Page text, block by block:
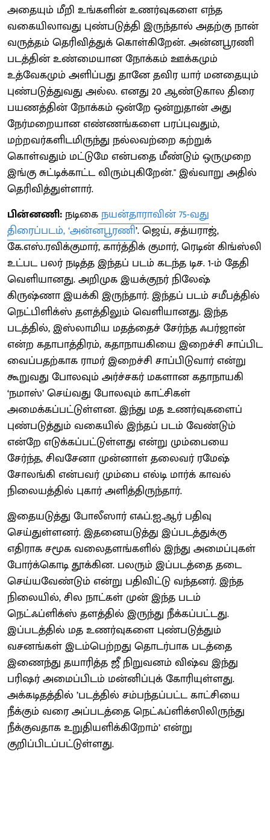
அதையும் மீறி உங்களின் உணர்வுகளை எந்த
வகையிலாவது புண்படுத்தி இருந்தால் அதற்கு நான்
வருத்தம் தெரிவித்துக் கொள்கிறேன். அன்னபூரணி
படத்தின் உண்மையான நோக்கம் ஊக்கமும்
உத்வேகமும் அளிப்பது தானே தவிர யார் மனதையும்
புண்படுத்துவது அல்ல. எனது 20 ஆண்டுகால திரை
பயணத்தின் நோக்கம் ஒன்றே ஒன்றுதான் அது
நேர்மறையான எண்ணங்களை பரப்புவதும்,
மற்றவர்களிடமிருந்து நல்லவற்றை கற்றுக்
கொள்வதும் மட்டுமே என்பதை மீண்டும் ஒருமுறை
இங்கு சுட்டிக்காட்ட விரும்புகிறேன்." இவ்வாறு அதில்
தெரிவித்துள்ளார்.
பின்னணி:நடிகைநயன்தாராவின் 75-வது
திரைப்படம், ‘அன்னபூரணி’. ஜெய், சத்யராஜ்,
கே.எஸ்.ரவிக்குமார், கார்த்திக் குமார், ரெடின் கிங்ஸ்லி
உட்பட பலர் நடித்த இந்தப் படம் கடந்த டிச. 1-ம் தேதி
வெளியானது. அறிமுக இயக்குநர் நிலேஷ்
கிருஷ்ணா இயக்கி இருந்தார். இந்தப் படம் சமீபத்தில்
நெட்பிளிக்ஸ் தளத்திலும் வெளியானது. இந்த
படத்தில், இஸ்லாமிய மதத்தைச் சேர்ந்த ஃபர்ஜான்
என்ற கதாபாத்திரம், கதாநாயகியை இறைச்சி சாப்பிட
வைப்பதற்காக ராமர் இறைச்சி சாப்பிடுவார் என்று
கூறுவது போலவும் அர்ச்சகர் மகளான கதாநாயகி
‘நமாஸ்’ செய்வது போலவும் காட்சிகள்
அமைக்கப்பட்டுள்ளன. இந்து மத உணர்வுகளைப்
புண்படுத்தும் வகையில் இந்தப் படம் வேண்டும்
என்றே எடுக்கப்பட்டுள்ளது என்று மும்பையை
சேர்ந்த, சிவசேனா முன்னாள் தலைவர் ரமேஷ்
சோலங்கி என்பவர் மும்பை எல்டி மார்க் காவல்
நிலையத்தில் புகார் அளித்திருந்தார்.
இதையடுத்து போலீஸார் எஃப்.ஐ.ஆர் பதிவு
செய்துள்ளனர். இதனையடுத்து இப்படத்துக்கு
எதிராக சமூக வலைதளங்களில் இந்து அமைப்புகள்
போர்க்கொடி தூக்கின. பலரும் இப்படத்தை தடை
செய்யவேண்டும் என்று பதிவிட்டு வந்தனர். இந்த
நிலையில், சில நாட்கள் முன் இந்த படம்
நெட்ஃப்ளிக்ஸ் தளத்தில் இருந்து நீக்கப்பட்டது.
இப்படத்தில் மத உணர்வுகளை புண்படுத்தும்
வசனங்கள் இடம்பெற்றது தொடர்பாக படத்தை
இணைந்து தயாரித்த ஜீ நிறுவனம் விஷ்வ இந்து
பரிஷர் அமைப்பிடம் மன்னிப்புக் கோரியுள்ளது.
அக்கடிதத்தில் ’படத்தில் சம்பந்தப்பட்ட காட்சியை
நீக்கும் வரை அப்படத்தை நெட்ஃப்ளிக்ஸிலிருந்து
நீக்குவதாக உறுதியளிக்கிறோம்’ என்று
குறிப்பிடப்பட்டுள்ளது.